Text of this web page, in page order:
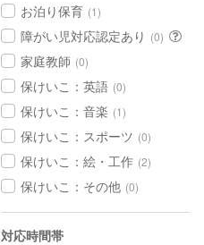
お泊り保育 (1)
障がい児対応認定あり (0)
家庭教師 (0)
保けいこ：英語 (0)
保けいこ：音楽 (1)
保けいこ：スポーツ (0)
保けいこ：絵・工作 (2)
保けいこ：その他 (0)
対応時間帯